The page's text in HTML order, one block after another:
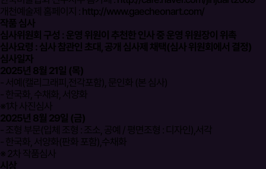
개천예술제 홈페이지 : http://www.gaecheonart.com/
작품 심사
심사위원회 구성 : 운영 위원이 추천한 인사 중 운영 위원장이 위촉
심사요령 : 심사 참관인 초대, 공개 심사제 채택(심사 위원회에서 결정)
심사일자
2025년 8월 21일 (목)
- 서예(캘리그래피,전각포함), 문인화 (본 심사)
- 한국화, 수채화, 서양화
※1차 사진심사
2025년 8월 29일 (금)
- 조형 부문(입체 조형 : 조소, 공예 / 평면조형 : 디자인),서각
- 한국화, 서양화(판화 포함),수채화
※ 2차 작품심사
시상